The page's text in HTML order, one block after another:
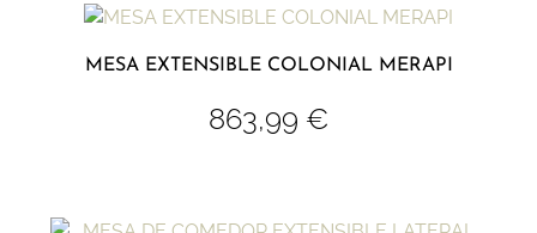
MESA EXTENSIBLE COLONIAL MERAPI
863,99 €